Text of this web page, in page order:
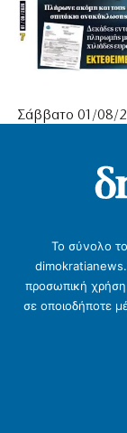
Σάββατο 01/08/
Το σύνολο
προσωπική
σε οποιοδήποτε